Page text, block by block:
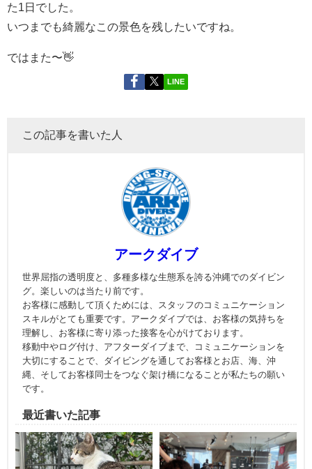
た1日でした。
いつまでも綺麗なこの景色を残したいですね。
ではまた〜👋
LINE
この記事を書いた人
アークダイブ
世界屈指の透明度と、多種多様な生態系を誇る沖縄でのダイビン
グ。楽しいのは当たり前です。
お客様に感動して頂くためには、スタッフのコミュニケーション
スキルがとても重要です。アークダイブでは、お客様の気持ちを
理解し、お客様に寄り添った接客を心がけております。
移動中やログ付け、アフターダイブまで、コミュニケーションを
大切にすることで、ダイビングを通してお客様とお店、海、沖
縄、そしてお客様同士をつなぐ架け橋になることが私たちの願い
です。
最近書いた記事